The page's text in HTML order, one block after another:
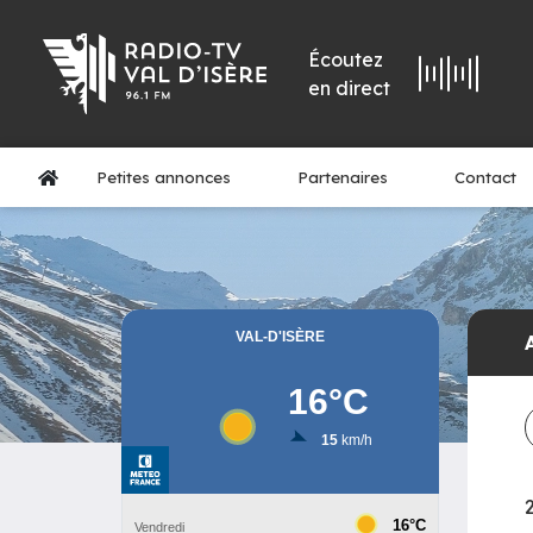
Écoutez
en direct
Petites annonces Partenaires Contact